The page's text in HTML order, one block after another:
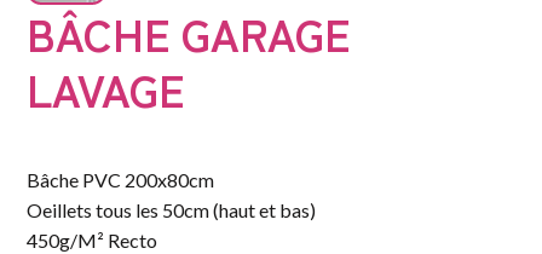
BÂCHE GARAGE
LAVAGE
Bâche PVC 200x80cm
Oeillets tous les 50cm (haut et bas)
450g/M² Recto